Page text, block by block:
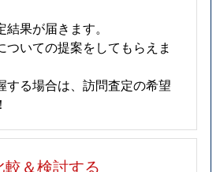
果が届きます。
ついての提案をしてもらえま
する場合は、訪問査定の希望
較＆検討する